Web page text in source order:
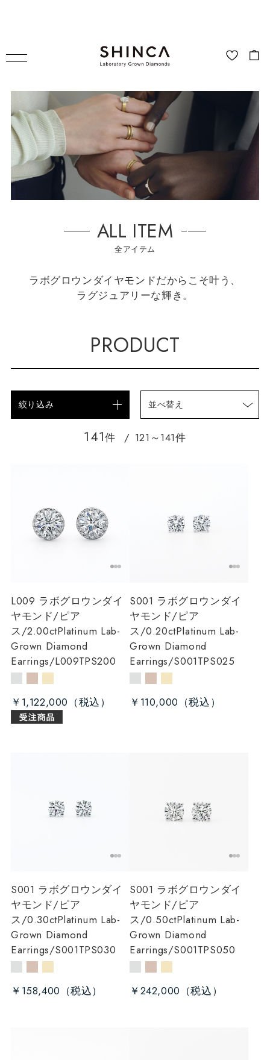
ALL ITEM
全アイテム
ラボグロウンダイヤモンドだからこそ叶う、
ラグジュアリーな輝き。
PRODUCT
絞り込み 並べ替え
141件 121～141件
L009 ラボグロウンダイ
ヤモンド/ピア
ス/2.00ctPlatinum Lab-
Grown Diamond
Earrings/L009TPS200
￥1,122,000
S001 ラボグロウンダイ
ヤモンド/ピア
ス/0.20ctPlatinum Lab-
Grown Diamond
Earrings/S001TPS025
￥110,000
S001 ラボグロウンダイ
ヤモンド/ピア
ス/0.30ctPlatinum Lab-
Grown Diamond
Earrings/S001TPS030
￥158,400
S001 ラボグロウンダイ
ヤモンド/ピア
ス/0.50ctPlatinum Lab-
Grown Diamond
Earrings/S001TPS050
￥242,000